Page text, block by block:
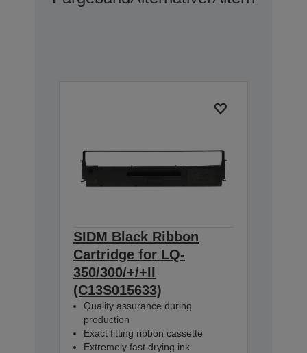
SIDM Black Ribbon
Cartridge for LQ-
350/300/+/+II
(C13S015633)
Quality assurance during
production
Exact fitting ribbon cassette
Extremely fast drying ink